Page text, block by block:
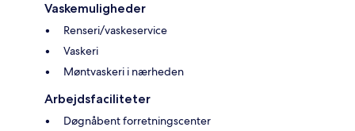
Vaskemuligheder
Renseri/vaskeservice
Vaskeri
Møntvaskeri i nærheden
Arbejdsfaciliteter
Døgnåbent forretningscenter